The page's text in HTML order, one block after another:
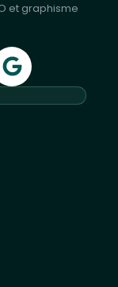
et graphisme